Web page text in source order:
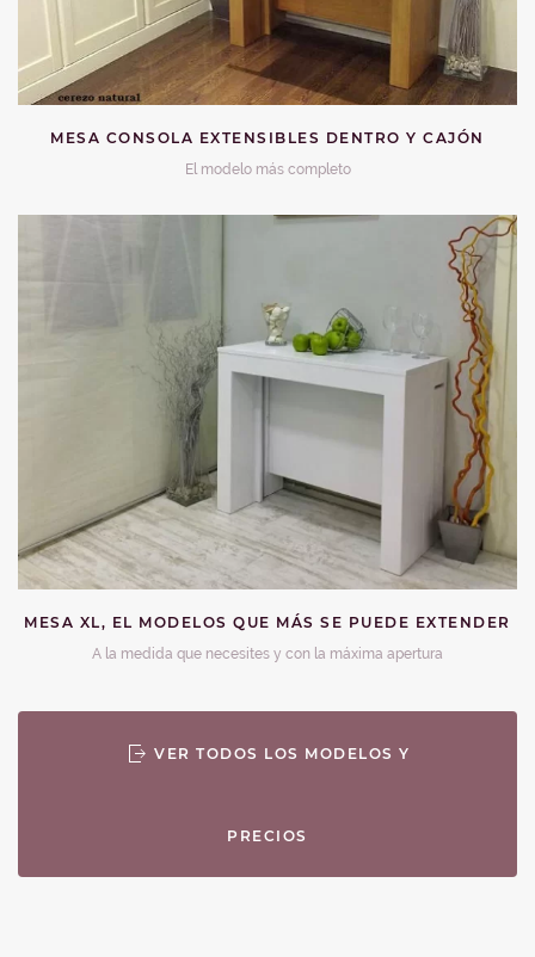
MESA CONSOLA EXTENSIBLES DENTRO Y CAJÓN
El modelo más completo
MESA XL, EL MODELOS QUE MÁS SE PUEDE EXTENDER
A la medida que necesites y con la máxima apertura
VER TODOS LOS MODELOS Y
PRECIOS